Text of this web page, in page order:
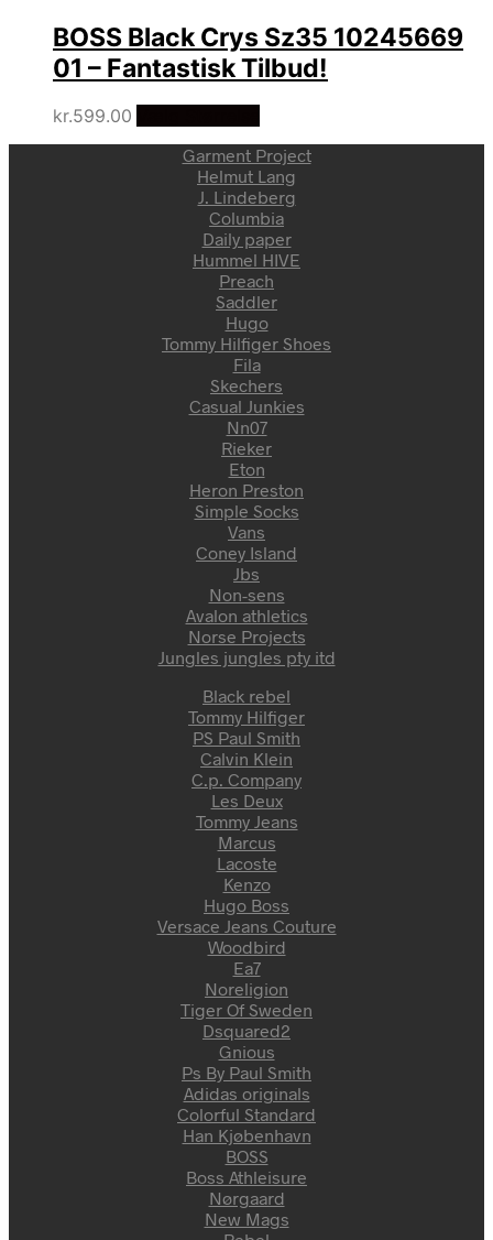
BOSS Black Crys Sz35 10245669
01 – Fantastisk Tilbud!
kr.599.00
Garment Project
Helmut Lang
J. Lindeberg
Columbia
Daily paper
Hummel HIVE
Preach
Saddler
Hugo
Tommy Hilfiger Shoes
Fila
Skechers
Casual Junkies
Nn07
Rieker
Eton
Heron Preston
Simple Socks
Vans
Coney Island
Jbs
Non-sens
Avalon athletics
Norse Projects
Jungles jungles pty itd
Black rebel
Tommy Hilfiger
PS Paul Smith
Calvin Klein
C.p. Company
Les Deux
Tommy Jeans
Marcus
Lacoste
Kenzo
Hugo Boss
Versace Jeans Couture
Woodbird
Ea7
Noreligion
Tiger Of Sweden
Dsquared2
Gnious
Ps By Paul Smith
Adidas originals
Colorful Standard
Han Kjøbenhavn
BOSS
Boss Athleisure
Nørgaard
New Mags